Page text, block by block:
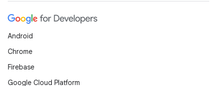
Android
Chrome
Firebase
Google Cloud Platform